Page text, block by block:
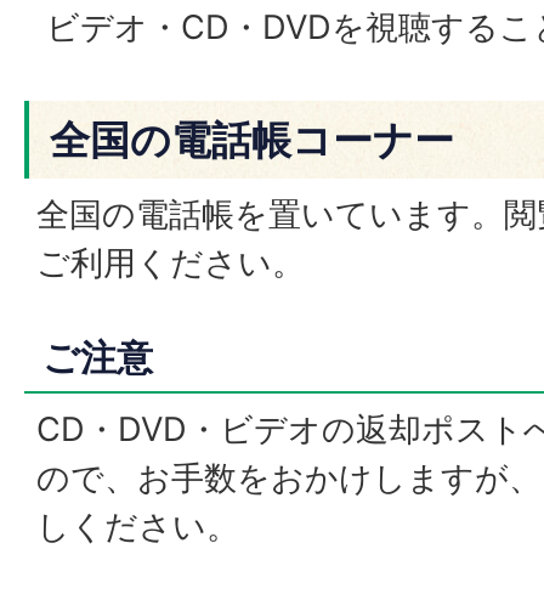
ビデオ・CD・DVDを視聴する
全国の電話帳コーナー
全国の電話帳を置いています。
ご利用ください。
ご注意
CD・DVD・ビデオの返却ポスト
ので、お手数をおかけしますが
しください。